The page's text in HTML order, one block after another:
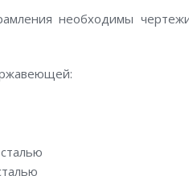
необходимы